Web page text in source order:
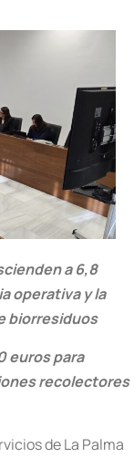
a 6,8
operativa y la
biorresiduos
euros para
recolectores
de La Palma